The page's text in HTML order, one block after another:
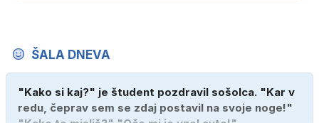
ŠALA DNEVA
"Kako si kaj?" je študent pozdravil sošolca. "Kar v
redu, čeprav sem se zdaj postavil na svoje noge!"